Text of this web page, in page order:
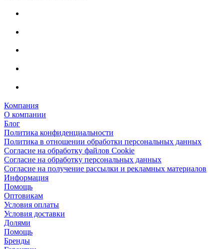
Компания
О компании
Блог
Политика конфиденциальности
Политика в отношении обработки персональных данных
Согласие на обработку файлов Cookie
Согласие на обработку персональных данных
Согласие на получение рассылки и рекламных материалов
Информация
Помощь
Оптовикам
Условия оплаты
Условия доставки
Долями
Помощь
Бренды